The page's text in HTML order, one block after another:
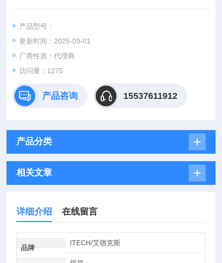
结构设计可以有效节省机架空间。同时采用宽范围输出设计，可
多台电源使用，更加具备灵活性。
产品型号：
更新时间：2025-09-01
厂商性质：代理商
访问量：1275
产品咨询 15537611912
产品分类
相关文章
详细介绍 在线留言
品牌
ITECH/艾德克斯